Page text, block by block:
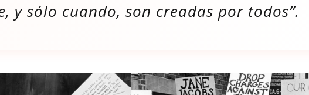
y sólo cuando, son creadas por todos”.